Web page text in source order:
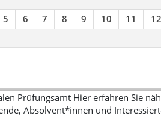
5 6 7 8 9 10 11 12
Prüfungsamt Hier erfahren Sie
Absolvent*innen und